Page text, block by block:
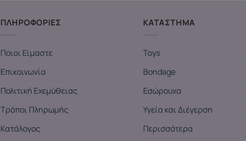
ΠΛΗΡΟΦΟΡΙΕΣ
Ποιοι Είμαστε
Επικοινωνία
Πολιτική Εχεμύθειας
Τρόποι Πληρωμής
Κατάλογος
ΚΑΤΑΣΤΗΜΑ
Toys
Bondage
Εσώρουχα
Υγεία και Διέγερση
Περισσότερα